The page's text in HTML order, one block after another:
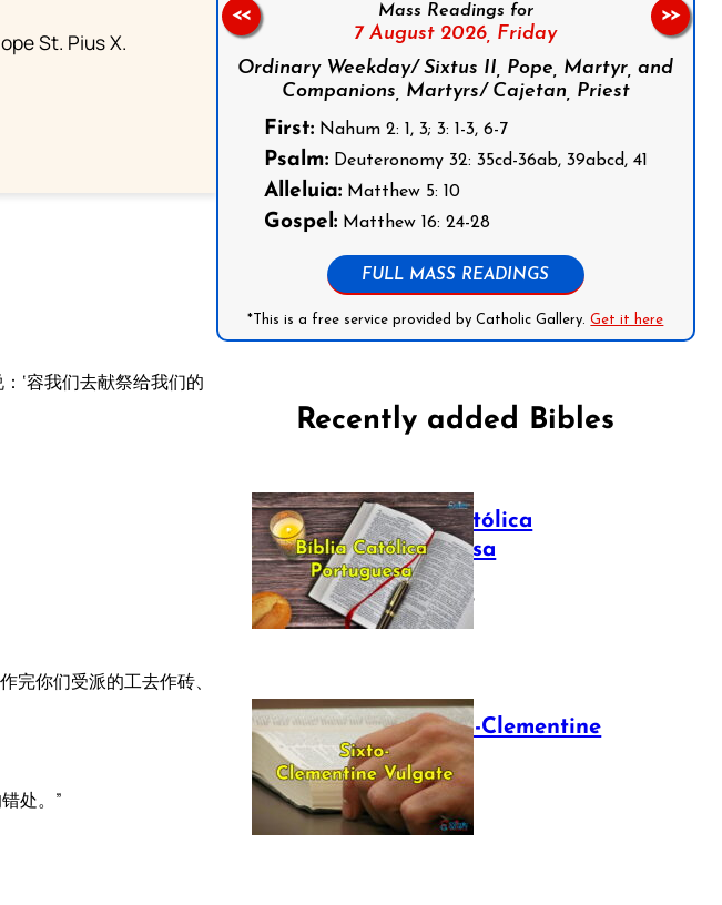
St. Pius X.
‘容我们去献祭给我们的
完你们受派的工去作砖、
处。”
Mass Readings for
7 August 2026, Friday
Ordinary Weekday/ Sixtus II, Pope, Martyr, and
Companions, Martyrs/ Cajetan, Priest
First:Nahum 2: 1, 3; 3: 1-3, 6-7
Psalm:Deuteronomy 32: 35cd-36ab, 39abcd, 41
Alleluia:Matthew 5: 10
Gospel:Matthew 16: 24-28
FULL MASS READINGS
*This is a free service provided by Catholic Gallery.Get it here
<< >>
Recently added Bibles
Bíblia Católica
Portuguesa
July 16, 2025
The Sixto-Clementine
Vulgate
July 12, 2025